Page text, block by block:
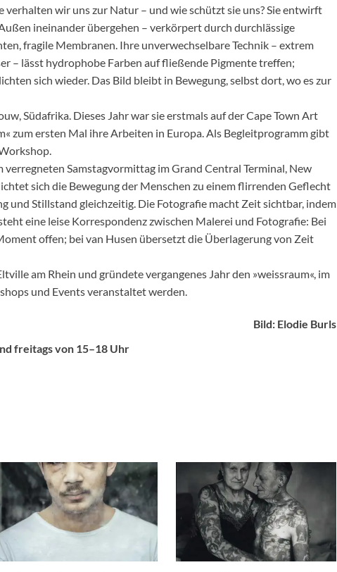
verhalten wir uns zur Natur – und wie schützt sie uns? Sie entwirft
ineinander übergehen – verkörpert durch durchlässige
fragile Membranen. Ihre unverwechselbare Technik – extrem
– lässt hydrophobe Farben auf fließende Pigmente treffen;
sich wieder. Das Bild bleibt in Bewegung, selbst dort, wo es zur
Südafrika. Dieses Jahr war sie erstmals auf der Cape Town Art
zum ersten Mal ihre Arbeiten in Europa. Als Begleitprogramm gibt
Samstagvormittag im Grand Central Terminal, New
sich die Bewegung der Menschen zu einem flirrenden Geflecht
und Stillstand gleichzeitig. Die Fotografie macht Zeit sichtbar, indem
eine leise Korrespondenz zwischen Malerei und Fotografie: Bei
offen; bei van Husen übersetzt die Überlagerung von Zeit
am Rhein und gründete vergangenes Jahr den »weissraum«, im
und Events veranstaltet werden.
Bild: Elodie Burls
freitags von 15–18 Uhr